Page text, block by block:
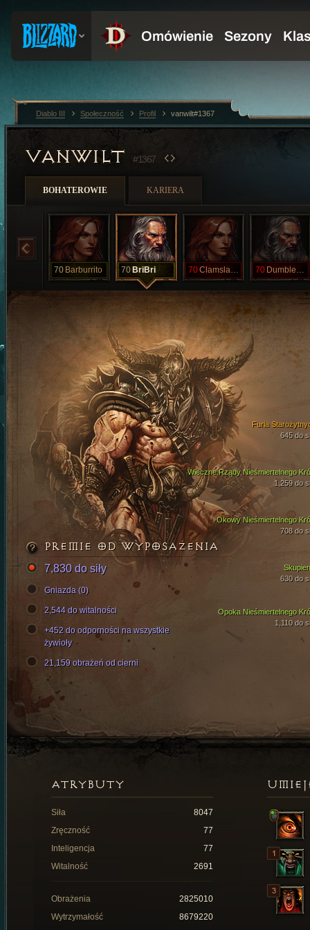
VANWILT #1367
BOHATEROWIE KARIERA
70 Barburrito 70 BriBri 70 Clamslammer 70 Dumbledork
Wieczne Rządy Nieśmiertelnego
1,259 do
Okowy Nieśmiertelnego
708 do
Furia
645 do
Opoka Nieśmiertelnego
1,110 do
630 do
PREMIE OD WYPOSAŻENIA
7,830 do siły
Gniazda (0)
2,544 do witalności
+452 do odporności na wszystkie
żywioły
21,159 obrażeń od cierni
ATRYBUTY
Siła
8047
Zręczność
77
Inteligencja
77
Witalność
2691
Obrażenia
2825010
Wytrzymałość
8679220
Diablo III Społeczność Profil vanwilt#1367